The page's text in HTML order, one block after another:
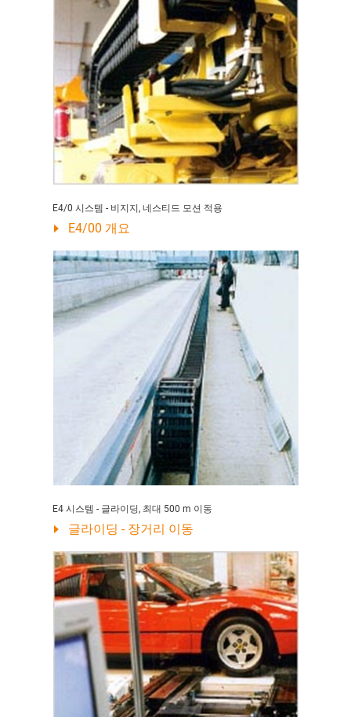
E4/0 시스템 - 비지지, 네스티드 모션 적용
E4/00 개요
E4 시스템 - 글라이딩, 최대 500 m 이동
글라이딩 - 장거리 이동